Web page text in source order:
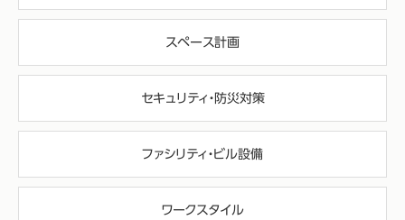
スペース計画
セキュリティ・防災対策
ファシリティ・ビル設備
ワークスタイル